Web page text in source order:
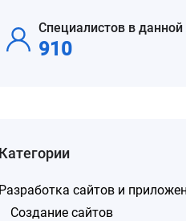
Специалистов в данной
910
Категории
Разработка сайтов и
Создание сайтов